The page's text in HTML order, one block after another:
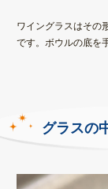
ワイングラスはその
です。 ボウルの底を
グラスの